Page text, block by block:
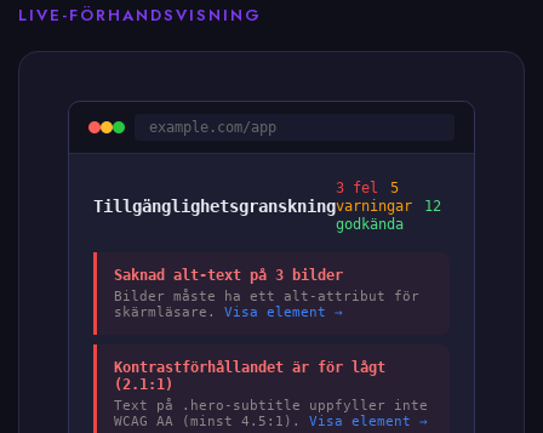
LIVE-FÖRHANDSVISNING
example.com/app
Tillgänglighetsgranskning
3 fel
5
varningar
12
godkända
Saknad alt-text på 3 bilder
Bilder måste ha ett alt-attribut för
skärmläsare. Visa element →
Kontrastförhållandet är för lågt
(2.1:1)
Text på .hero-subtitle uppfyller inte
WCAG AA (minst 4.5:1). Visa element →